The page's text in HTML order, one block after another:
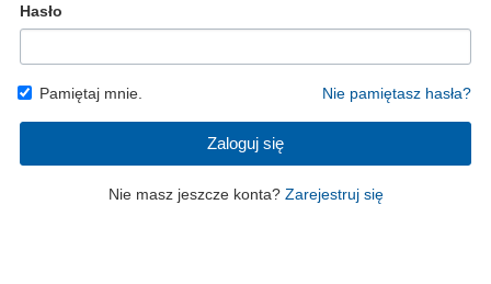
Hasło
Pamiętaj mnie. Nie pamiętasz hasła?
Zaloguj się
Nie masz jeszcze konta? Zarejestruj się